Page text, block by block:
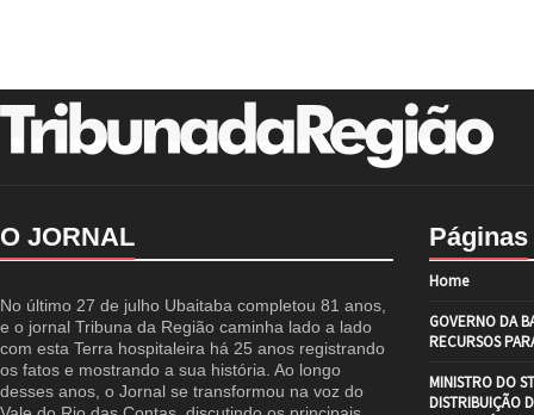
O JORNAL
No último 27 de julho Ubaitaba completou 81 anos,
e o jornal Tribuna da Região caminha lado a lado
com esta Terra hospitaleira há 25 anos registrando
os fatos e mostrando a sua história. Ao longo
desses anos, o Jornal se transformou na voz do
Páginas
Home
GOVERNO DA
RECURSOS
MINISTRO DO
DISTRIBUIÇÃO